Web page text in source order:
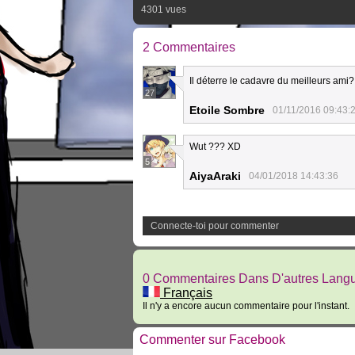
4301 vues
2 Commentaires
27
Il déterre le cadavre du meilleurs ami?
Etoile Sombre 01/11/2016
5
Wut ??? XD
AiyaAraki 04/01/2018 14:43:36
Connecte-toi pour commenter
0 Commentaires Dans D'autres
Français
Il n'y a encore aucun commentaire pour l'instant.
Commenter sur Facebook